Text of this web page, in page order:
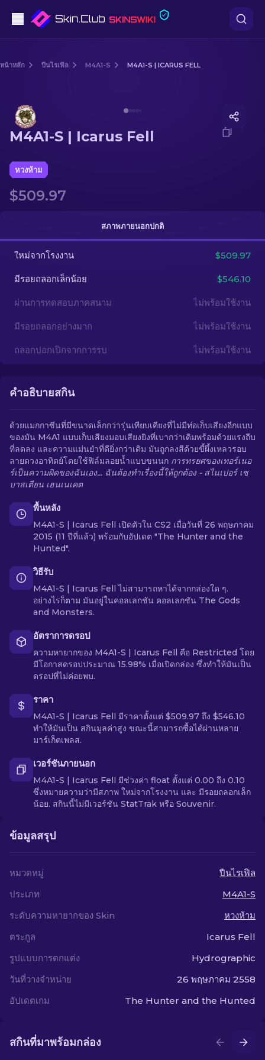
ปืนไรเฟิลซุ่มยิง
มีด
ถุงมือ
อื่น ๆ
หน้าหลัก ปืนไรเฟิล M4A1-S M4A1-S | ICARUS FELL
M4A1-S | Icarus Fell
หวงห้าม
$509.97
สภาพภายนอกปกติ
ใหม่จากโรงงาน $509.97
มีรอยถลอกเล็กน้อย $546.10
ผ่านการทดสอบภาคสนาม ไม่พร้อมใช้งาน
มีรอยถลอกอย่างมาก ไม่พร้อมใช้งาน
ถลอกปอกเปิกจากการรบ ไม่พร้อมใช้งาน
คำอธิบายสกิน
ด้วยแมกกาซีนที่มีขนาดเล็กกว่ารุ่นเทียบเคียงที่ไม่มีท่อเก็บเสียงอีกแบบ
ของมัน M4A1 แบบเก็บเสียงมอบเสียงยิงที่เบากว่าเดิมพร้อมด้วยแรงถีบ
ที่ลดลง และความแม่นยำที่ดียิ่งกว่าเดิม มันถูกลงสีด้วยขี้ผึ้งเหลวรอบ
ลายดวงอาทิตย์โดยใช้ฟิล์มลอยน้ำแบบขนนก การทรยศของเทอร์เนอ
ร์เป็นความผิดของฉันเอง... ฉันต้องทำเรื่องนี้ให้ถูกต้อง - สไนเปอร์ เซ
บาสเตียน เฮนเนเคต
พื้นหลัง
M4A1-S | Icarus Fell เปิดตัวใน CS2 เมื่อวันที่ 26 พฤษภาคม
2015 (11 ปีที่แล้ว) พร้อมกับอัปเดต "The Hunter and the
Hunted".
วิธีรับ
M4A1-S | Icarus Fell ไม่สามารถหาได้จากกล่องใด ๆ.
อย่างไรก็ตาม มันอยู่ในคอลเลกชัน คอลเลกชัน The Gods
and Monsters.
อัตราการดรอป
ความหายากของ M4A1-S | Icarus Fell คือ Restricted โดย
มีโอกาสดรอปประมาณ 15.98% เมื่อเปิดกล่อง ซึ่งทำให้มันเป็น
ดรอปที่ไม่ค่อยพบ.
ราคา
M4A1-S | Icarus Fell มีราคาตั้งแต่ $509.97 ถึง $546.10
ทำให้มันเป็น สกินมูลค่าสูง ขณะนี้สามารถซื้อได้ผ่านหลาย
มาร์เก็ตเพลส.
เวอร์ชันภายนอก
M4A1-S | Icarus Fell มีช่วงค่า float ตั้งแต่ 0.00 ถึง 0.10
ซึ่งหมายความว่ามีสภาพ ใหม่จากโรงงาน และ มีรอยถลอกเล็ก
น้อย. สกินนี้ไม่มีเวอร์ชัน StatTrak หรือ Souvenir.
ข้อมูลสรุป
หมวดหมู่
ปืนไรเฟิล
ประเภท
M4A1-S
ระดับความหายากของ Skin
หวงห้าม
ตระกูล
Icarus Fell
รูปแบบการตกแต่ง
Hydrographic
วันที่วางจำหน่าย
26 พฤษภาคม 2558
อัปเดตเกม
The Hunter and the Hunted
สกินที่มาพร้อมกล่อง